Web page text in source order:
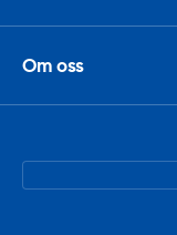
Om oss